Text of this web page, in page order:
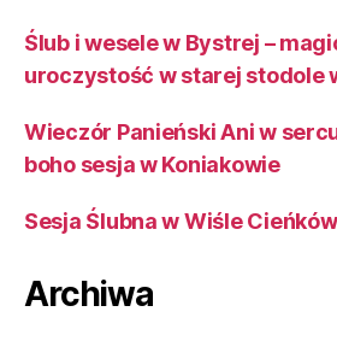
Ślub i wesele w Bystrej –
uroczystość w starej stodole
Wieczór Panieński Ani w
boho sesja w Koniakowie
Sesja Ślubna w Wiśle Cieńków
Archiwa